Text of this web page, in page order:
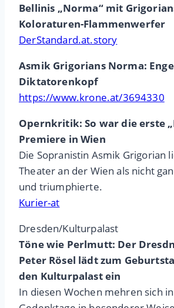
Bellinis „Norma“ mit
Koloraturen-Flammenwerfer
DerStandard.at.story
Asmik Grigorians Norma:
Diktatorenkopf
https://www.krone.at/3694330
Opernkritik: So war die erste
Premiere in Wien
Die Sopranistin Asmik Grigorian
Theater an der Wien als nicht
und triumphierte.
Kurier-at
Dresden/Kulturpalast
Töne wie Perlmutt: Der
Peter Rösel lädt zum
den Kulturpalast ein
In diesen Wochen mehren sich